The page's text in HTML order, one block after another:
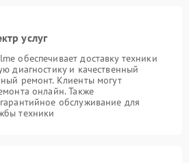
услуг
обеспечивает доставку техники
диагностику и качественный
ремонт. Клиенты могут
онлайн. Также
обслуживание для
техники